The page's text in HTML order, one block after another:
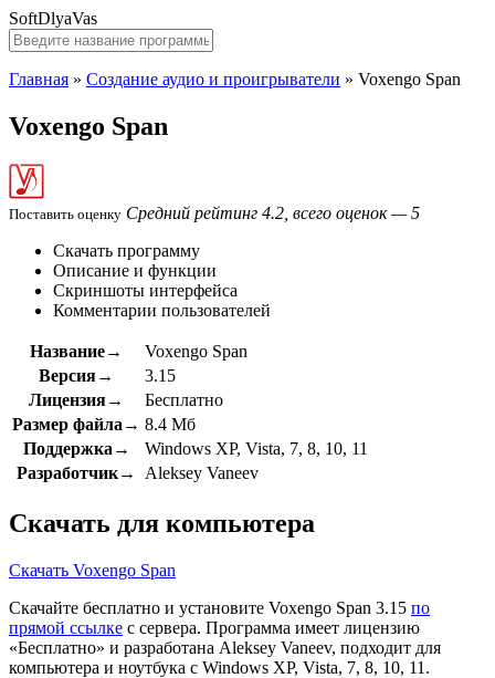
SoftDlyaVas
Главная » Создание аудио и проигрыватели » Voxengo Span
Voxengo Span
Поставить оценку Средний рейтинг 4.2, всего оценок — 5
Скачать программу
Описание и функции
Скриншоты интерфейса
Комментарии пользователей
Название→
Voxengo Span
Версия→
3.15
Лицензия→
Бесплатно
Размер файла→ 8.4 Мб
Поддержка→
Windows XP, Vista, 7, 8, 10, 11
Разработчик→
Aleksey Vaneev
Скачать для компьютера
Скачать Voxengo Span
Скачайте бесплатно и установите Voxengo Span 3.15 по
прямой ссылке с сервера. Программа имеет лицензию
«Бесплатно» и разработана Aleksey Vaneev, подходит для
компьютера и ноутбука с Windows XP, Vista, 7, 8, 10, 11.